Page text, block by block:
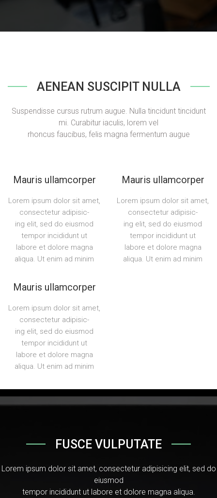
AENEAN SUSCIPIT NULLA
Suspendisse cursus rutrum augue. Nulla tincidunt tincidunt
mi. Curabitur iaculis, lorem vel
rhoncus faucibus, felis magna fermentum augue
Mauris ullamcorper
Lorem ipsum dolor sit amet,
consectetur adipisic-
ing elit, sed do eiusmod
tempor incididunt ut
labore et dolore magna
aliqua. Ut enim ad minim
Mauris ullamcorper
Lorem ipsum dolor sit amet,
consectetur adipisic-
ing elit, sed do eiusmod
tempor incididunt ut
labore et dolore magna
aliqua. Ut enim ad minim
Mauris ullamcorper
Lorem ipsum dolor sit amet,
consectetur adipisic-
ing elit, sed do eiusmod
tempor incididunt ut
labore et dolore magna
aliqua. Ut enim ad minim
FUSCE VULPUTATE
Lorem ipsum dolor sit amet, consectetur adipisicing elit, sed do
eiusmod
tempor incididunt ut labore et dolore magna aliqua.